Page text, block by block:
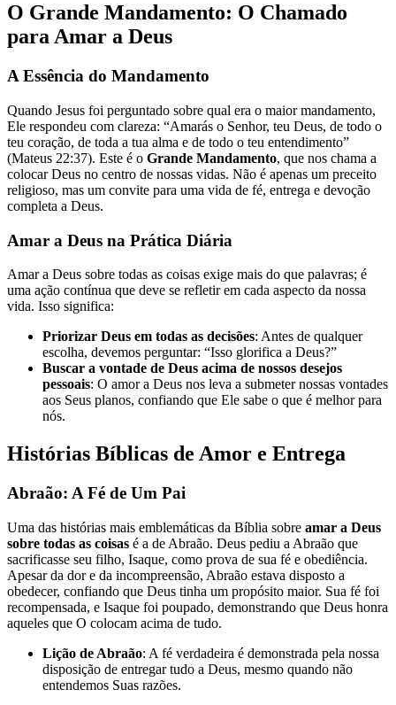
O Grande Mandamento: O Chamado
para Amar a Deus
A Essência do Mandamento
Quando Jesus foi perguntado sobre qual era o maior mandamento,
Ele respondeu com clareza: “Amarás o Senhor, teu Deus, de todo o
teu coração, de toda a tua alma e de todo o teu entendimento”
(Mateus 22:37). Este é o Grande Mandamento, que nos chama a
colocar Deus no centro de nossas vidas. Não é apenas um preceito
religioso, mas um convite para uma vida de fé, entrega e devoção
completa a Deus.
Amar a Deus na Prática Diária
Amar a Deus sobre todas as coisas exige mais do que palavras; é
uma ação contínua que deve se refletir em cada aspecto da nossa
vida. Isso significa:
Priorizar Deus em todas as decisões: Antes de qualquer
escolha, devemos perguntar: “Isso glorifica a Deus?”
Buscar a vontade de Deus acima de nossos desejos
pessoais: O amor a Deus nos leva a submeter nossas vontades
aos Seus planos, confiando que Ele sabe o que é melhor para
nós.
Histórias Bíblicas de Amor e Entrega
Abraão: A Fé de Um Pai
Uma das histórias mais emblemáticas da Bíblia sobre amar a Deus
sobre todas as coisas é a de Abraão. Deus pediu a Abraão que
sacrificasse seu filho, Isaque, como prova de sua fé e obediência.
Apesar da dor e da incompreensão, Abraão estava disposto a
obedecer, confiando que Deus tinha um propósito maior. Sua fé foi
recompensada, e Isaque foi poupado, demonstrando que Deus honra
aqueles que O colocam acima de tudo.
Lição de Abraão: A fé verdadeira é demonstrada pela nossa
disposição de entregar tudo a Deus, mesmo quando não
entendemos Suas razões.